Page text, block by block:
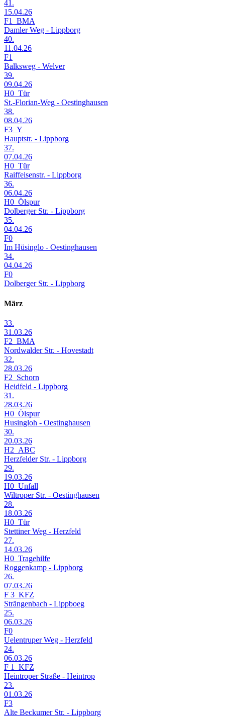
41.
15.04.26
F1_BMA
Damler Weg - Lippborg
40.
11.04.26
F1
Balksweg - Welver
39.
09.04.26
H0_Tür
St.-Florian-Weg - Oestinghausen
38.
08.04.26
F3_Y
Hauptstr. - Lippborg
37.
07.04.26
H0_Tür
Raiffeisenstr. - Lippborg
36.
06.04.26
H0_Ölspur
Dolberger Str. - Lippborg
35.
04.04.26
F0
Im Hüsinglo - Oestinghausen
34.
04.04.26
F0
Dolberger Str. - Lippborg
März
33.
31.03.26
F2_BMA
Nordwalder Str. - Hovestadt
32.
28.03.26
F2_Schorn
Heidfeld - Lippborg
31.
28.03.26
H0_Ölspur
Husingloh - Oestinghausen
30.
20.03.26
H2_ABC
Herzfelder Str. - Lippborg
29.
19.03.26
H0_Unfall
Wiltroper Str. - Oestinghausen
28.
18.03.26
H0_Tür
Stettiner Weg - Herzfeld
27.
14.03.26
H0_Tragehilfe
Roggenkamp - Lippborg
26.
07.03.26
F 3_KFZ
Strängenbach - Lippboeg
25.
06.03.26
F0
Uelentruper Weg - Herzfeld
24.
06.03.26
F 1_KFZ
Heintroper Straße - Heintrop
23.
01.03.26
F3
Alte Beckumer Str. - Lippborg